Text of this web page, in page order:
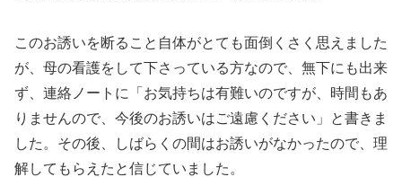
このお誘いを断ること自体がとても面倒くさく思えました
が、母の看護をして下さっている方なので、無下にも出来
ず、連絡ノートに「お気持ちは有難いのですが、時間もあ
りませんので、今後のお誘いはご遠慮ください」と書きま
した。その後、しばらくの間はお誘いがなかったので、理
解してもらえたと信じていました。